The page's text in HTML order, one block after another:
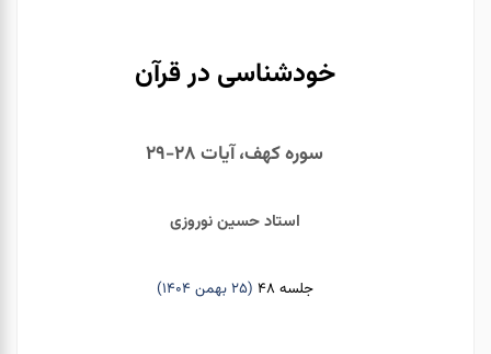
خودشناسی در قرآن
سوره کهف، آیات ۲۸-۲۹
استاد حسین نوروزی
جلسه ۴۸ (۲۵ بهمن ۱۴۰۴)